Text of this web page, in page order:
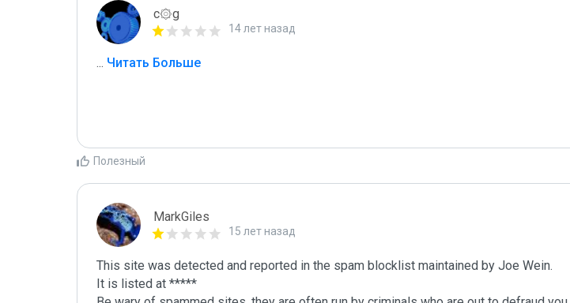
c۞g
14 лет назад
... Читать Больше
Полезный
MarkGiles
15 лет назад
This site was detected and reported in the spam blocklist maintained by Joe Wein.
It is listed at *****